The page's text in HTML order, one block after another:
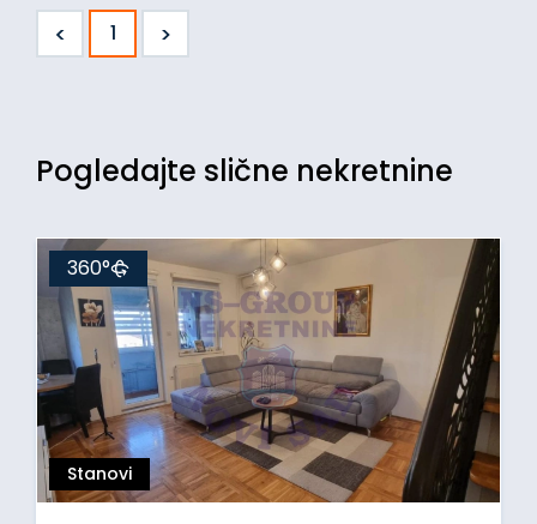
< 1 >
Pogledajte slične nekretnine
Stanovi
360°